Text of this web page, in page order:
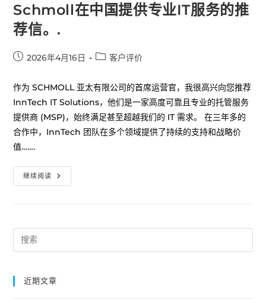
Schmoll在中国提供专业IT服务的推
荐信。.
2026年4月16日 客户评价
作为 SCHMOLL 亚太有限公司的首席运营官，我很高兴向您推荐
InnTech IT Solutions，他们是一家高度可靠且专业的托管服务
提供商 (MSP)，始终满足甚至超越我们的 IT 需求。 在三年多的
合作中，InnTech 团队在多个领域提供了持续的支持和战略价
值…….
继续阅读
近期文章